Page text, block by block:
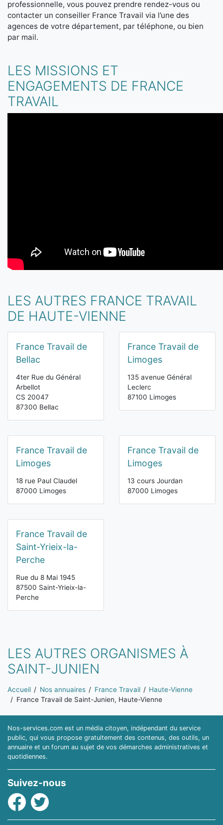
professionnelle, vous pouvez prendre rendez-vous ou
contacter un conseiller France Travail via l’une des
agences de votre département, par téléphone, ou bien
par mail.
LES MISSIONS ET
ENGAGEMENTS DE FRANCE
TRAVAIL
LES AUTRES FRANCE TRAVAIL
DE HAUTE-VIENNE
France Travail de
Bellac
4ter Rue du Général
Arbellot
CS 20047
87300 Bellac
France Travail de
Limoges
135 avenue Général
Leclerc
87100 Limoges
France Travail de
Limoges
18 rue Paul Claudel
87000 Limoges
France Travail de
Limoges
13 cours Jourdan
87000 Limoges
France Travail de
Saint-Yrieix-la-
Perche
Rue du 8 Mai 1945
87500 Saint-Yrieix-la-
Perche
LES AUTRES ORGANISMES À
SAINT-JUNIEN
Vous êtes ici:
Accueil Nos annuaires France Travail
Haute-Vienne
France Travail de Saint-Junien, Haute-Vienne
Nos-services.com est un média citoyen, indépendant du service
public, qui vous propose gratuitement des contenus, des outils, un
annuaire et un forum au sujet de vos démarches administratives et
quotidiennes.
Suivez-nous
Facebook
Twitter